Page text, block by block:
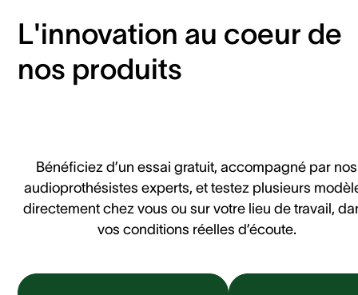
L'innovation au coeur de
nos produits
Bénéficiez d’un essai gratuit, accompagné par nos
audioprothésistes experts, et testez plusieurs
directement chez vous ou sur votre lieu de travail,
vos conditions réelles d’écoute.